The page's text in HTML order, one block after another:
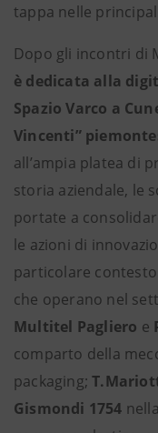
tappa nelle
Dopo gli incontri di
è dedicata alla
Spazio Varco a
Vincenti”
all’ampia platea di
storia aziendale, le
portate a
le azioni di
particolare
che operano nel
Multitel Pagliero e
comparto della
packaging;
Gismondi 1754